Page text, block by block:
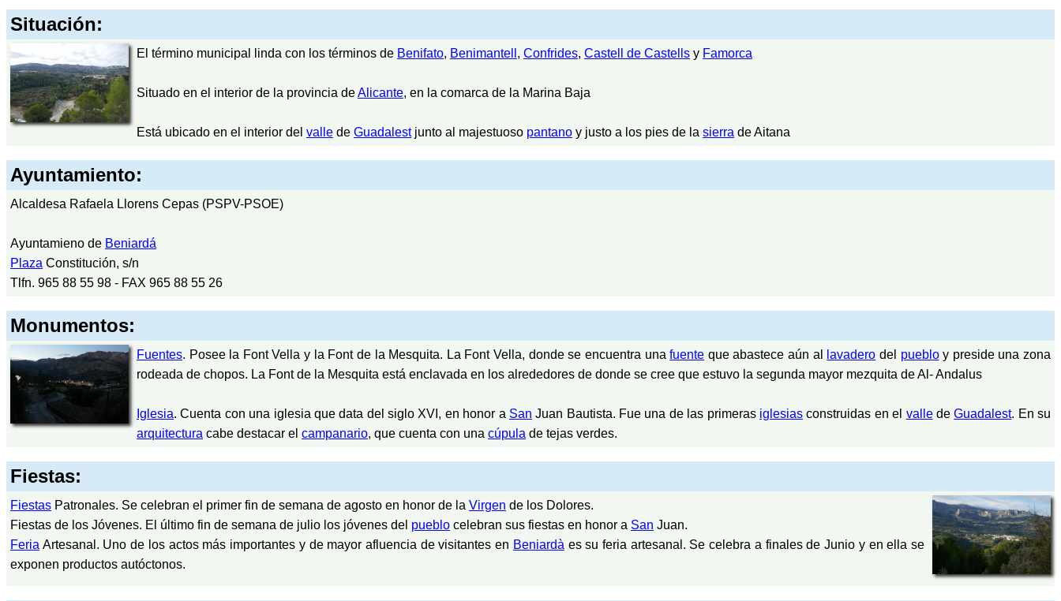
Situación:
El término municipal linda con los términos de Benifato, Benimantell , Confrides, Castell de Castells y Famorca
Situado en el interior de la provincia deAlicante, en la comarca de la Marina Baja
Está ubicado en el interior del valle de Guadalestjunto al majestuoso pantano y justo a los pies de la sierra de Aitana
Ayuntamiento:
Alcaldesa Rafaela Llorens Cepas (PSPV-PSOE)
Ayuntamieno de Beniardá
Plaza Constitución, s/n
Tlfn. 965 88 55 98 - FAX 965 88 55 26
Monumentos:
Fuentes. Posee la Font Vella y la Font de la Mesquita. La Font Vella, donde se encuentra unafuente que abastece aún al lavadero del puebloy preside una zona
rodeada de chopos. La Font de la Mesquita está enclavada en los alrededores de donde se cree que estuvo la segunda mayor mezquita de Al- Andalus
Iglesia. Cuenta con una iglesia que data del siglo XVI, en honor a San Juan Bautista. Fue una de las primeras iglesiasconstruidas en el valledeGuadalest. En su
arquitectura cabe destacar el campanario, que cuenta con una cúpula de tejas verdes.
Fiestas:
Fiestas Patronales. Se celebran el primer fin de semana de agosto en honor de la Virgen de los Dolores.
Fiestas de los Jóvenes. El último fin de semana de julio los jóvenes del pueblo celebran sus fiestas en honor a San Juan.
Feria Artesanal. Uno de los actos más importantes y de mayor afluencia de visitantes en Beniardà es su feria artesanal. Se celebra a finales de Junio y en ella se
exponen productos autóctonos.